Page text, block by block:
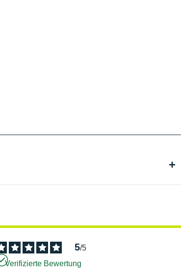
5/5
Verifizierte Bewertung